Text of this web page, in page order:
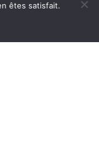
êtes satisfait.